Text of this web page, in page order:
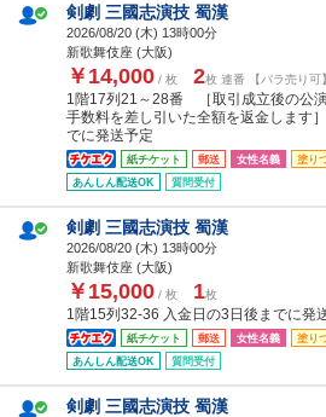
剣劇 三國志演技 蜀漢
2026/08/20 (木) 13時00分
新歌舞伎座 (大阪)
￥14,000 / 枚 2枚 連番 【バラ売り可】
1階17列21～28番 ［取引成立後の公演
手数料を差し引いた全額を返金します
でに発送予定
紙チケット 郵送 女性名義
塗り
あんしん配送OK
質問受付
剣劇 三國志演技 蜀漢
2026/08/20 (木) 13時00分
新歌舞伎座 (大阪)
￥15,000 / 枚 1枚
1階15列32-36 入金日の3日後までに発
紙チケット 郵送 女性名義
塗り
あんしん配送OK
質問受付
剣劇 三國志演技 蜀漢